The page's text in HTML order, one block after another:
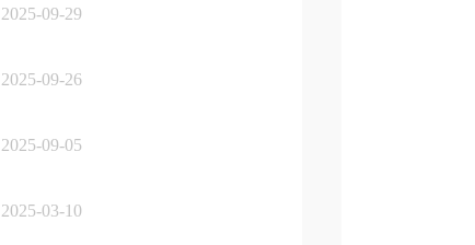
2025-09-29
2025-09-26
2025-09-05
2025-03-10